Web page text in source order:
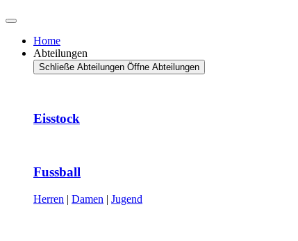
Home
Abteilungen
Schließe Abteilungen Öffne Abteilungen
Eisstock
Fussball
Herren | Damen | Jugend